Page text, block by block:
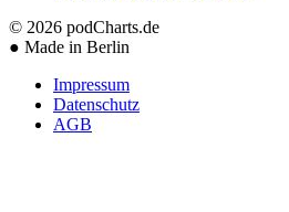
© 2026 podCharts.de
● Made in Berlin
Impressum
Datenschutz
AGB